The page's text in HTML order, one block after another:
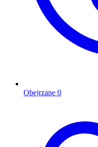
Obejrzane 0